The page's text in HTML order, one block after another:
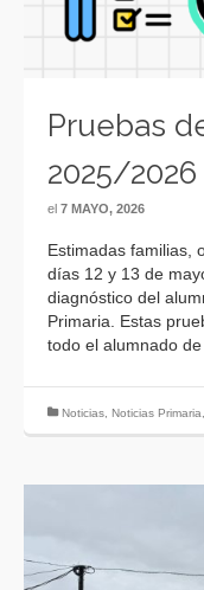
Pruebas
2025/2026
el 7 MAYO, 2026
Estimadas familias,
días 12 y 13 de
diagnóstico del
Primaria. Estas
todo el alumnado
Noticias Noticias Primaria